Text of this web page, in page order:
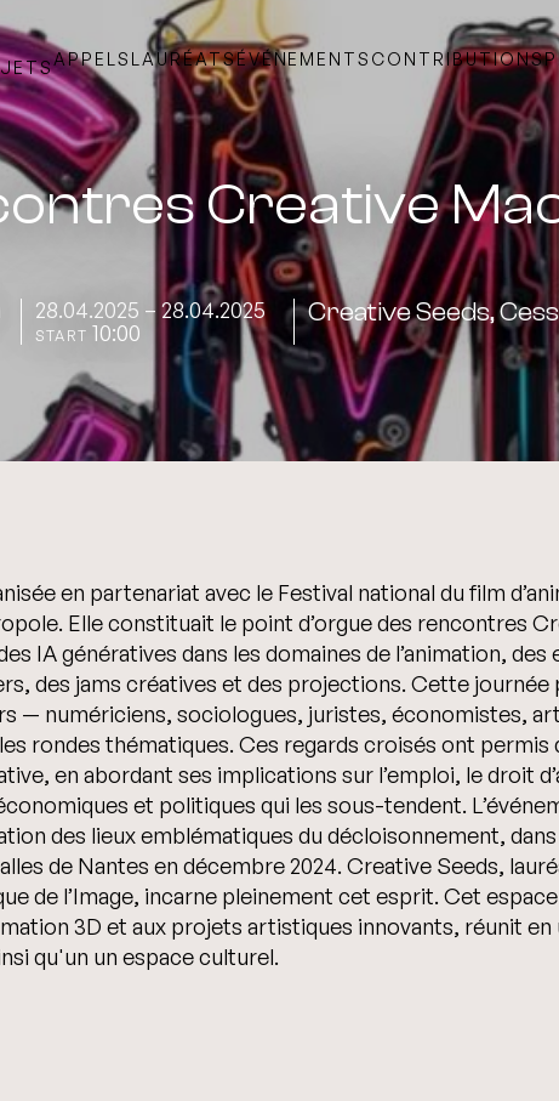
APPELS LAURÉATSÉVÉNEMENTS CONTRIBUTIONS
Creative
28.04.2025 – 28.04.2025
START 10:00
Creative Seeds,
en partenariat avec le Festival national du film
Elle constituait le point d’orgue des rencontres
IA génératives dans les domaines de l’animation,
des jams créatives et des projections. Cette
— numériciens, sociologues, juristes, économistes,
rondes thématiques. Ces regards croisés ont permis
en abordant ses implications sur l’emploi, le droit
et politiques qui les sous-tendent.
des lieux emblématiques du décloisonnement,
de Nantes en décembre 2024. Creative Seeds,
de l’Image, incarne pleinement cet esprit. Cet
3D et aux projets artistiques innovants, réunit en
qu'un un espace culturel.